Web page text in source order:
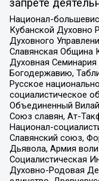
запрете
Национал-
Кубанской
Духовного
Славянская Община
Духовная
Богодержавию,
Русское
социалистическое
Объединенный
Союз славян, Ат-
Национал-
Славянский союз,
Дьявола, Армия
Социалистическая
Духовно-Родовая